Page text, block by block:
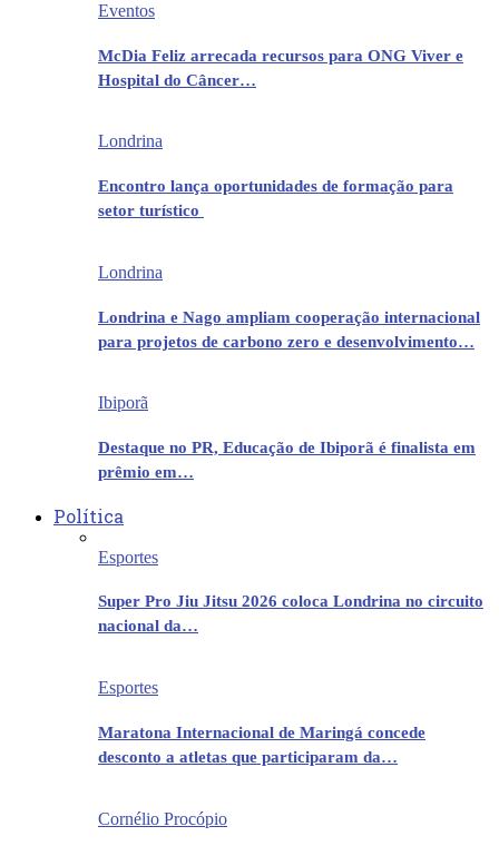
Eventos
McDia Feliz arrecada recursos para ONG Viver e
Hospital do Câncer…
Londrina
Encontro lança oportunidades de formação para
setor turístico
Londrina
Londrina e Nago ampliam cooperação internacional
para projetos de carbono zero e desenvolvimento…
Ibiporã
Destaque no PR, Educação de Ibiporã é finalista em
prêmio em…
Política
Esportes
Super Pro Jiu Jitsu 2026 coloca Londrina no circuito
nacional da…
Esportes
Maratona Internacional de Maringá concede
desconto a atletas que participaram da…
Cornélio Procópio